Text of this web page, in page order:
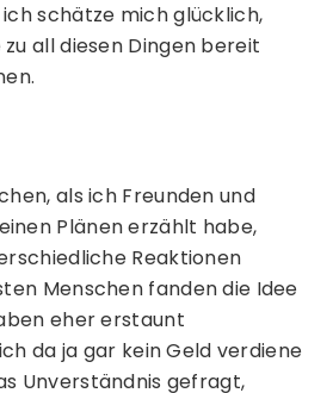
schätze mich glücklich,
all diesen Dingen bereit
als ich Freunden und
Plänen erzählt habe,
Reaktionen
Menschen fanden die Idee
eher erstaunt
da ja gar kein Geld verdiene
Unverständnis gefragt,